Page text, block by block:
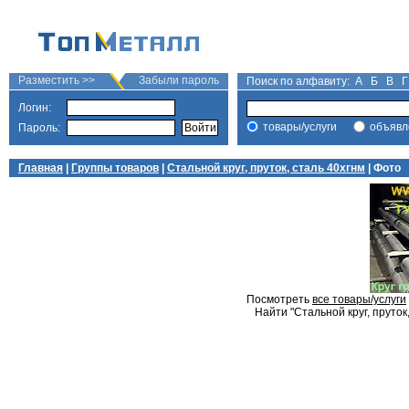
Разместить >> Забыли пароль
Логин:
Пароль:
Поиск по алфавиту: А Б В Г
товары/услуги
Главная Группы товаров Стальной круг, пруток, сталь 40хгнм | Фото
Посмотреть все товары/услуги
Найти "Стальной круг,